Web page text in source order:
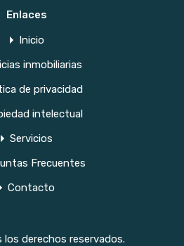
Enlaces
Inicio
inmobiliarias
de privacidad
intelectual
Servicios
Frecuentes
Contacto
derechos reservados.